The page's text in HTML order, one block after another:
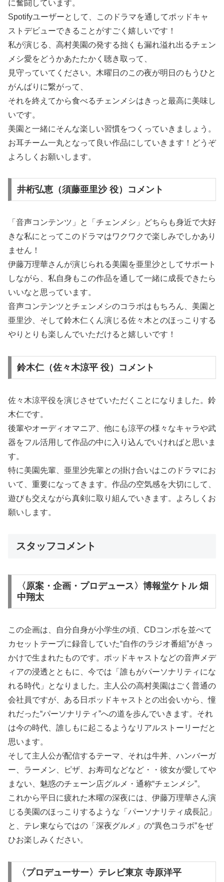
に奮闘しています。
Spotifyユーザーとして、このドラマを通してポッドキャ
ストデビューできることがすごく嬉しいです！
私が演じる、高村美園の発する拙くも漏れ溢れ出るチェン
メシ愛をどうかあたたかく聴き取って、
見守っていてください。木曜日のこの夜が明日のもうひと
がんばりに繋がって、
それを終えてから食べるチェンメシはきっと最高に美味し
いです。
美園と一緒にそんな楽しい習慣をつくっていきましょう。
お耳チーム一丸となって良い作品にしていきます！どうぞ
よろしくお願いします。
井桁弘恵（須藤亜里沙 役）コメント
「音声コンテンツ」と「チェンメシ」どちらも身近で大好
きな私にとってこのドラマはワクワクで楽しみでしかあり
ません！
伊藤万理華さんが演じられる美園を亜里沙としてサポート
しながら、私自身もこの作品を通して一緒に成長できたら
いいなと思っています。
音声コンテンツとチェンメシのコラボはもちろん、美園と
亜里沙、そして鈴木仁くん演じる佐々木とのほっこりする
やりとりも楽しんでいただけると嬉しいです！
鈴木仁（佐々木涼平 役）コメント
​佐々木涼平役を演じさせていただくことになりました。鈴
木仁です。
後輩やオーディオマニア、他にも涼平の様々なキャラや武
器をフル活用して作品の中に入り込んでいければと思いま
す。
特に美園先輩、亜里沙先輩との掛け合いはこのドラマにお
いて、重要になってきます。作品の空気感を大切にして、
遊びも交えながら真剣に取り組んでいきます。よろしくお
願いします。
スタッフコメント
〈原案・企画・プロデュース〉博報堂ケトル 畑
中翔太
この企画は、自分自身が小学生の頃、CDコンポを並べて
カセットテープに録音していた“自作のラジオ番組”がきっ
かけで生まれたものです。ポッドキャストなどの音声メデ
ィアの浸透とともに、今では「誰もがパーソナリティにな
れる時代」となりました。主人公の高村美園はごく普通の
会社員ですが、ある日ポッドキャストとの出会いから、憧
れだった“パーソナリティ”への道を歩んでいきます。それ
は今の時代、誰しもに起こるようなリアルストーリーだと
思います。
そして主人公が配信するテーマ、それは牛丼、ハンバーガ
ー、ラーメン、ピザ、お寿司などなど・・彼女が愛してや
まない、魅惑のチェーン店グルメ・通称“チェンメシ”。
これから平日に疲れた木曜の深夜には、伊藤万理華さん演
じる美園のほっこりするような「パーソナリティ成長記」
と、テレ東ならではの「深夜グルメ」の“異色コラボ”をぜ
ひお楽しみください。
〈プロデューサー〉テレビ東京 寺原洋平